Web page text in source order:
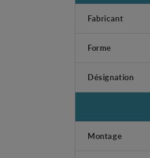
Fabricant
Forme
Désignation
Montage